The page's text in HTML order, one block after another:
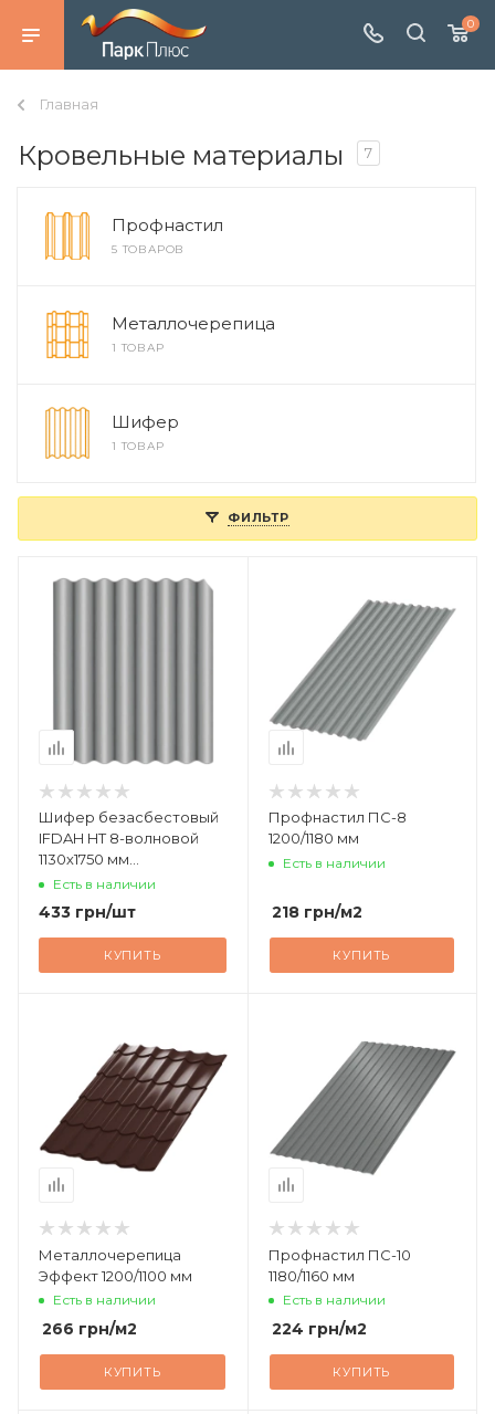
0
Главная
Кровельные материалы 7
Профнастил
5 ТОВАРОВ
Металлочерепица
1 ТОВАР
Шифер
1 ТОВАР
ФИЛЬТР
Шифер безасбестовый
IFDAH HТ 8-волновой
1130х1750 мм
некрашеный
Есть в наличии
433 грн/шт
КУПИТЬ
Профнастил ПС-8
1200/1180 мм
Есть в наличии
218грн/м2
КУПИТЬ
Металлочерепица
Эффект 1200/1100 мм
Есть в наличии
266 грн/м2
КУПИТЬ
Профнастил ПС-10
1180/1160 мм
Есть в наличии
224 грн/м2
КУПИТЬ